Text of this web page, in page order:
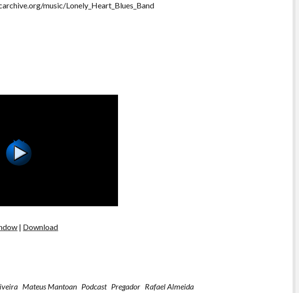
music/Lonely_Heart_Blues_Band
| Download
Mateus Mantoan Podcast Pregador Rafael Almeida